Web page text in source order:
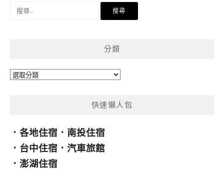
分類
分
快速懶人包
． 各地住宿 ． 南投住宿
． 台中住宿 ． 汽車旅館
． 澎湖住宿